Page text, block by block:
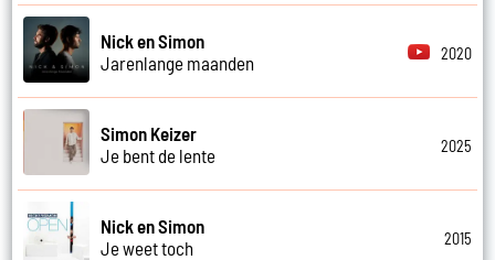
Nick en Simon
Jarenlange maanden
2020
Simon Keizer
Je bent de lente
2025
Nick en Simon
Je weet toch
2015